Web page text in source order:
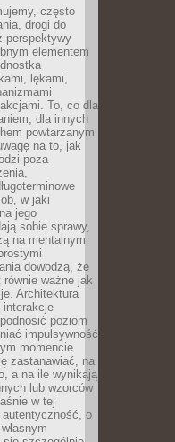
często
drogi do
perspektywy
elementem
lękami,
To, co dla
dla innych
powtarzanym
na to, jak
poza
w jaki
jego
sobie sprawy,
na mentalnym
dowodzą, że
ważne jak
Architektura
interakcje
poziom
impulsywność
momencie
zastanawiać, na
a na ile wynikają
lub wzorców
w tej
o